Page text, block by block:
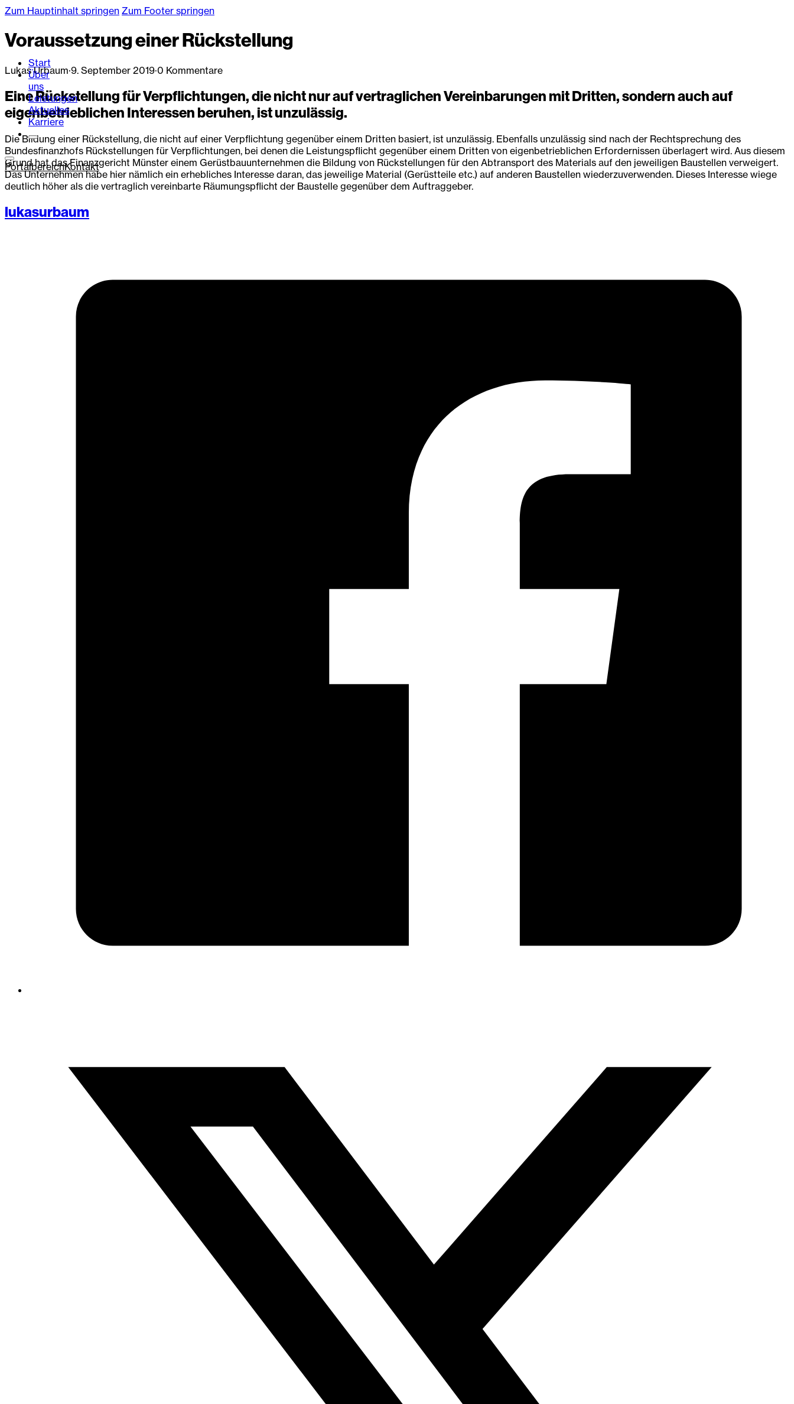
Zum Hauptinhalt springen Zum Footer springen
Start
Über
uns
Leistungen
Aktuelles
Karriere
PortalbereichKontakt
Voraussetzung einer Rückstellung
Lukas Urbaum·9. September 2019·0 Kommentare
Eine Rückstellung für Verpflichtungen, die nicht nur auf vertraglichen Vereinbarungen mit Dritten, sondern auch auf
eigenbetrieblichen Interessen beruhen, ist unzulässig.
Die Bildung einer Rückstellung, die nicht auf einer Verpflichtung gegenüber einem Dritten basiert, ist unzulässig. Ebenfalls unzulässig sind nach der Rechtsprechung des
Bundesfinanzhofs Rückstellungen für Verpflichtungen, bei denen die Leistungspflicht gegenüber einem Dritten von eigenbetrieblichen Erfordernissen überlagert wird. Aus diesem
Grund hat das Finanzgericht Münster einem Gerüstbauunternehmen die Bildung von Rückstellungen für den Abtransport des Materials auf den jeweiligen Baustellen verweigert.
Das Unternehmen habe hier nämlich ein erhebliches Interesse daran, das jeweilige Material (Gerüstteile etc.) auf anderen Baustellen wiederzuverwenden. Dieses Interesse wiege
deutlich höher als die vertraglich vereinbarte Räumungspflicht der Baustelle gegenüber dem Auftraggeber.
lukasurbaum